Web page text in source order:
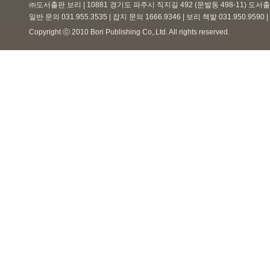
㈜도서출판 보리 | 10881 경기도 파주시 직지길 492 (문발동 498-11) 도서
일반 문의 031.955.3535 | 잡지 문의 1666.9346 | 보리 책밭 031.950.9590
Copyright ⓒ 2010 Bori Publishing Co,.Ltd. All rights reserved.